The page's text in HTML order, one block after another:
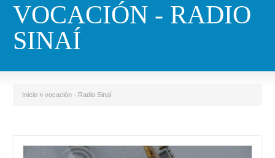
VOCACIÓN - RADIO
SINAÍ
Inicio » vocación - Radio Sinaí